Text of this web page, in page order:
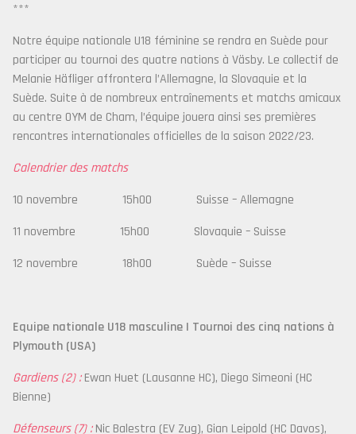
***
Notre équipe nationale U18 féminine se rendra en Suède pour
participer au tournoi des quatre nations à Väsby. Le collectif de
Melanie Häfliger affrontera l’Allemagne, la Slovaquie et la
Suède. Suite à de nombreux entraînements et matchs amicaux
au centre OYM de Cham, l’équipe jouera ainsi ses premières
rencontres internationales officielles de la saison 2022/23.
Calendrier des matchs
10 novembre 15h00 Suisse – Allemagne
11 novembre 15h00 Slovaquie – Suisse
12 novembre 18h00 Suède – Suisse
Equipe nationale U18 masculine | Tournoi des cinq nations à
Plymouth (USA)
Gardiens (2) :Ewan Huet (Lausanne HC), Diego Simeoni (HC
Bienne)
Défenseurs (7) :Nic Balestra (EV Zug), Gian Leipold (HC Davos),